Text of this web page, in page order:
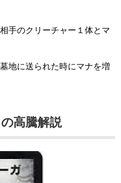
手のクリーチャー１体とマ
地に送られた時にマナを増
高騰解説